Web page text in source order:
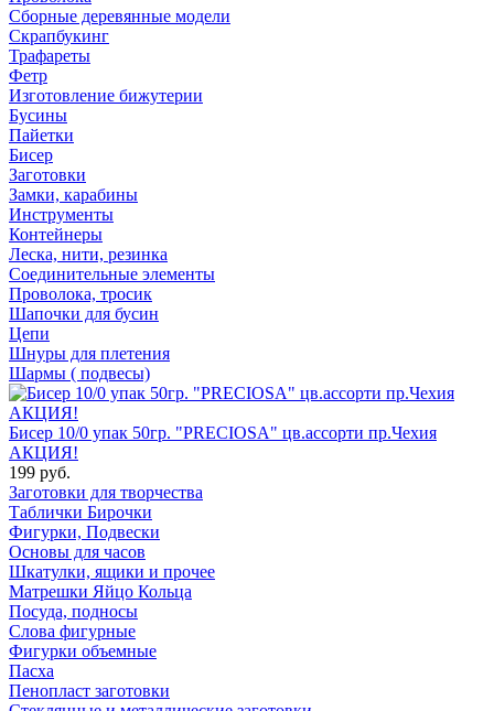
Сборные деревянные модели
Скрапбукинг
Трафареты
Фетр
Изготовление бижутерии
Бусины
Пайетки
Бисер
Заготовки
Замки, карабины
Инструменты
Контейнеры
Леска, нити, резинка
Соединительные элементы
Проволока, тросик
Шапочки для бусин
Цепи
Шнуры для плетения
Шармы ( подвесы)
Бисер 10/0 упак 50гр. "PRECIOSA" цв.ассорти пр.Чехия
АКЦИЯ!
199 руб.
Заготовки для творчества
Таблички Бирочки
Фигурки, Подвески
Основы для часов
Шкатулки, ящики и прочее
Матрешки Яйцо Кольца
Посуда, подносы
Слова фигурные
Фигурки объемные
Пасха
Пенопласт заготовки